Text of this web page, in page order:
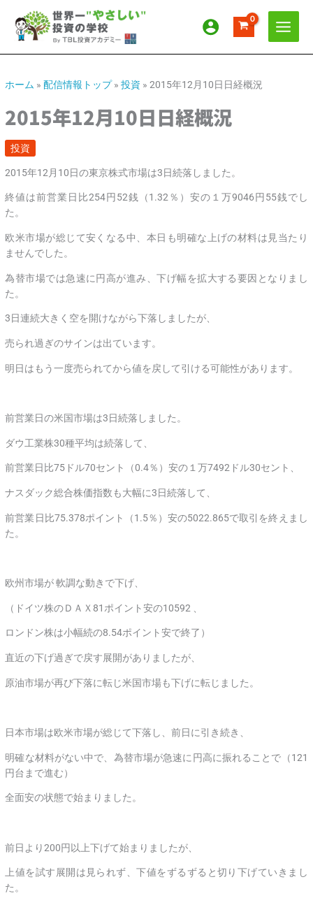
ス
ッホーム »配信情報トップ»投資 »2015年12月10日日経概況
2015年12月10日日経概況
投資
2015年12月10日の東京株式市場は3日続落しました。
終値は前営業日比254円52銭（1.32％）安の１万9046円55銭でし
た。
欧米市場が総じて安くなる中、本日も明確な上げの材料は見当たり
ませんでした。
為替市場では急速に円高が進み、下げ幅を拡大する要因となりまし
た。
3日連続大きく空を開けながら下落しましたが、
売られ過ぎのサインは出ています。
明日はもう一度売られてから値を戻して引ける可能性があります。
前営業日の米国市場は3日続落しました。
ダウ工業株30種平均は続落して、
前営業日比75ドル70セント（0.4％）安の１万7492ドル30セント、
ナスダック総合株価指数も大幅に3日続落して、
前営業日比75.378ポイント（1.5％）安の5022.865で取引を終えまし
た。
欧州市場が 軟調な動きで下げ、
（ドイツ株のＤＡＸ81ポイント安の10592 、
ロンドン株は小幅続の8.54ポイント安で終了）
直近の下げ過ぎで戻す展開がありましたが、
原油市場が再び下落に転じ米国市場も下げに転じました。
日本市場は欧米市場が総じて下落し、前日に引き続き、
明確な材料がない中で、為替市場が急速に円高に振れることで（121
円台まで進む）
全面安の状態で始まりました。
前日より200円以上下げて始まりましたが、
上値を試す展開は見られず、下値をずるずると切り下げていきまし
た。
ー
ブ
テ
ー